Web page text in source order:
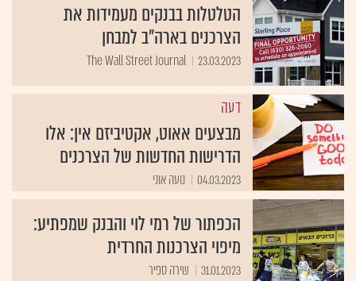
הטלטלות בבנקים מעמידות את
הצרכנים בארה"ב למבחן
23.03.2023
The Wall Street Journal
דעה
מבצעים אאוט, אקטיביזם אין: אלו
הדרישות החדשות של הצרכנים
04.03.2023 נועה אוני
הכפתור של רמי לוי והבנק שמפתיע:
מיפוי הצרכנות החרדית
31.01.2023 שירה ספיר